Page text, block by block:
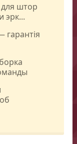
штор
эрк...
гарантія